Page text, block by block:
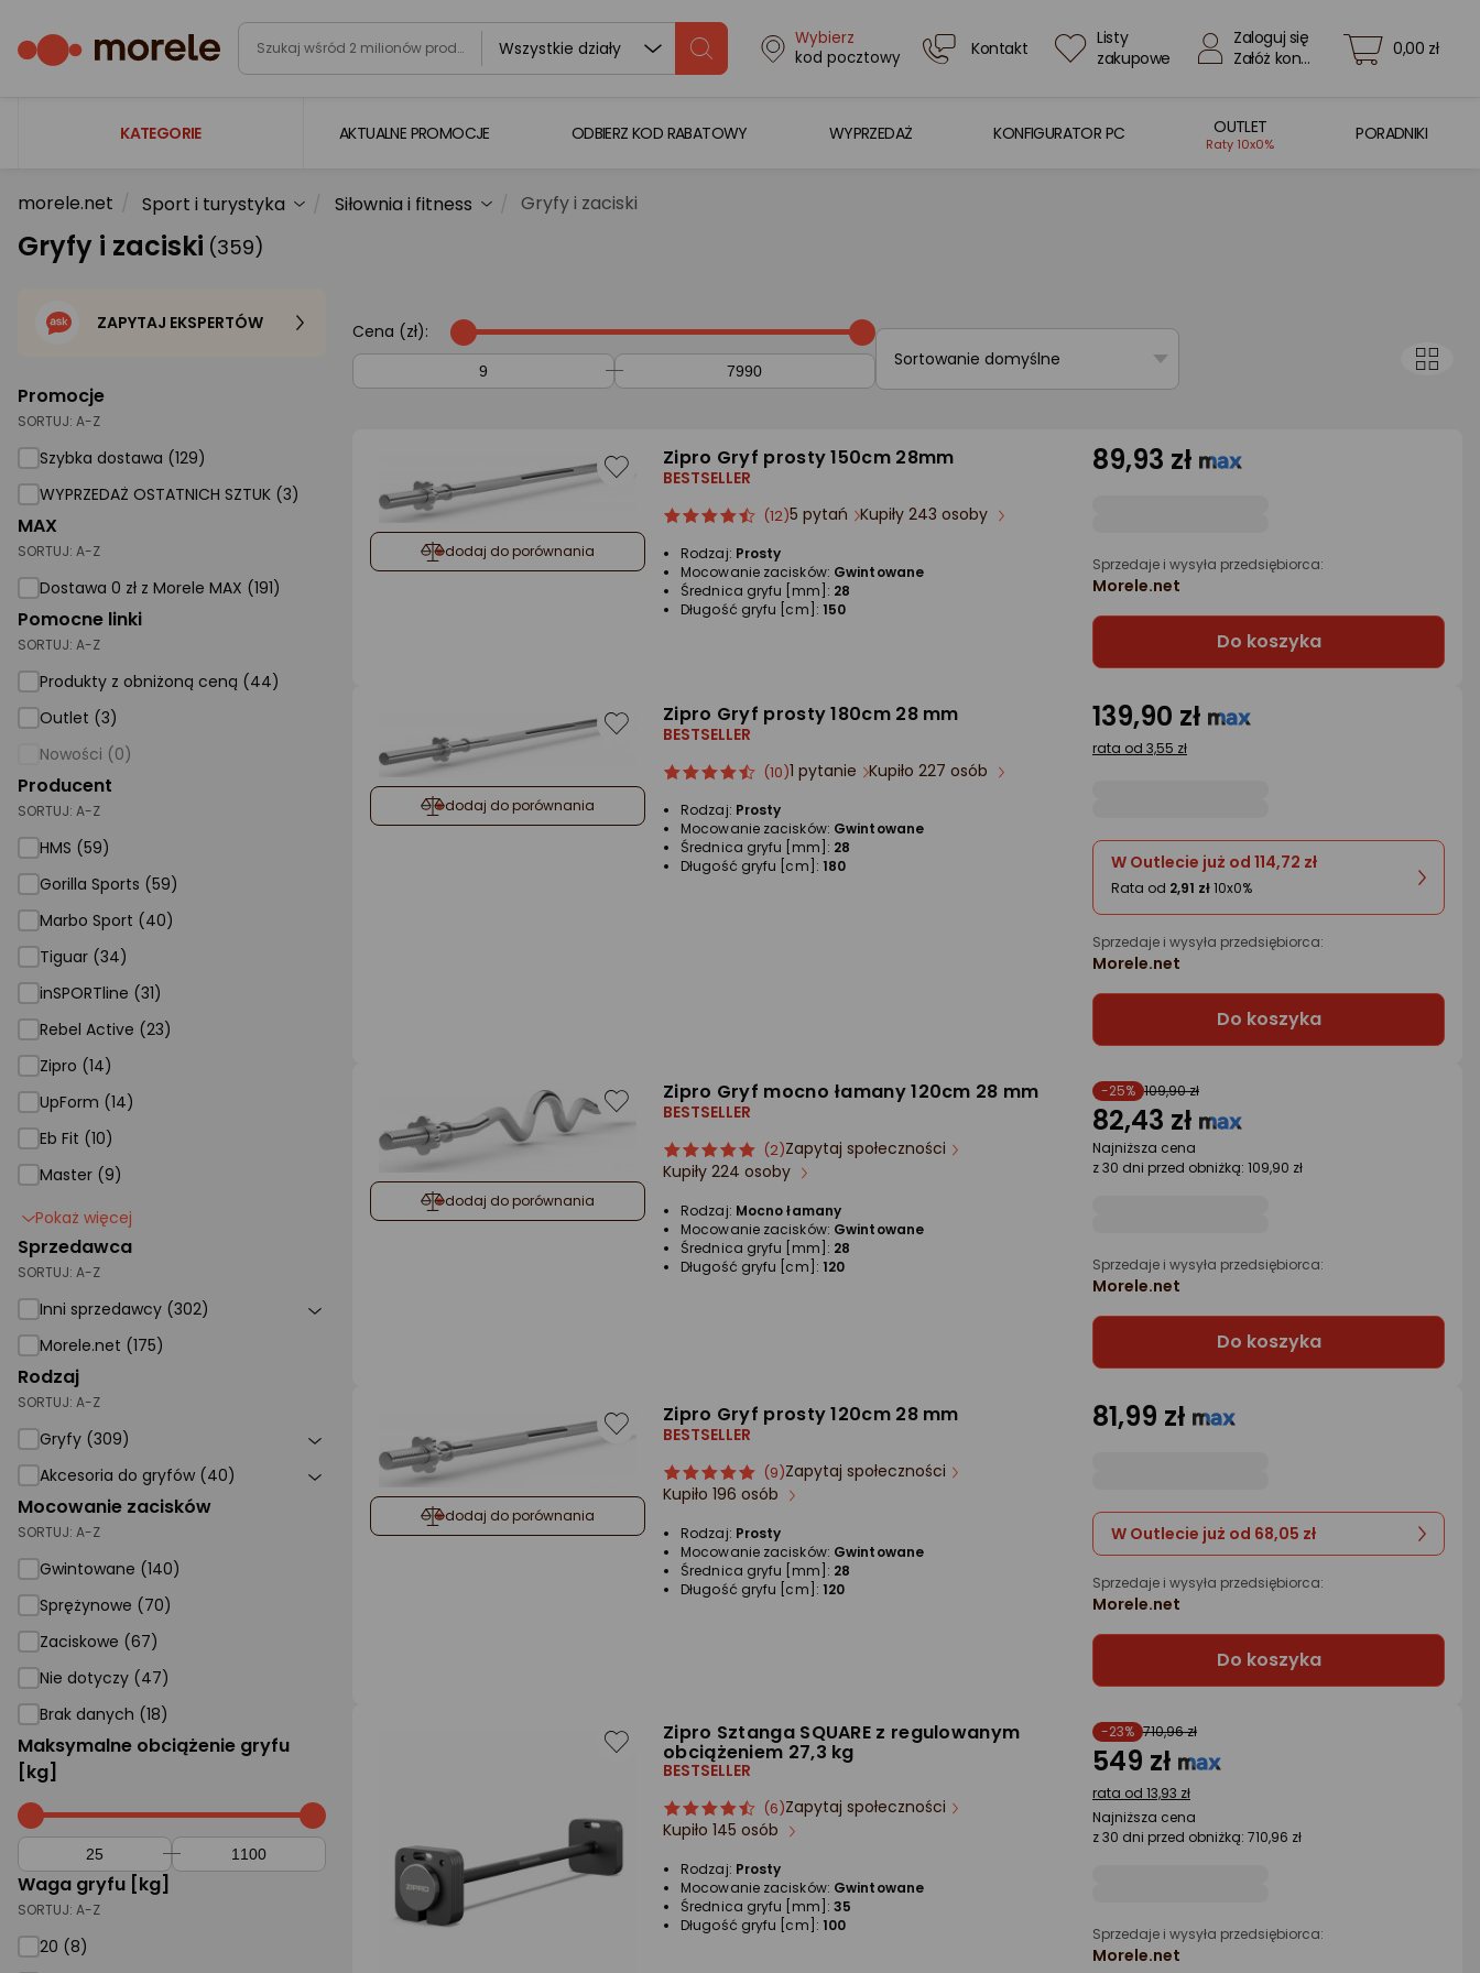
Wszystkie działy
Wybierz
kod pocztowy
Kontakt
Listy
zakupowe
Zaloguj się
Załóż konto
0,00 zł
KATEGORIE
Laptopy
Komputery
Gaming
Telewizory i audio
Foto i kamery
AGD duże
AGD małe
Biuro i firma
Sport i turystyka
Zabawki i dziecko
Supermarket
Strefa marek
AKTUALNE PROMOCJE ODBIERZ KOD RABATOWY WYPRZEDAŻ KONFIGURATOR PC OUTLET
Raty 10x0%
PORADNIKI
morele.net Sport i turystyka Siłownia i fitness Gryfy i zaciski
Gryfy i zaciski (359)
Promocje
SORTUJ: A-Z
Szybka dostawa (129)
WYPRZEDAŻ OSTATNICH SZTUK (3)
MAX
SORTUJ: A-Z
Dostawa 0 zł z Morele MAX (191)
Pomocne linki
SORTUJ: A-Z
Produkty z obniżoną ceną (44)
Outlet (3)
Nowości (0)
Producent
SORTUJ: A-Z
HMS (59)
Gorilla Sports
Gorilla Sports (59)
Marbo Sport
Marbo Sport (40)
TiguarTiguar (34)
inSPORTline (31)
Rebel Active
Rebel Active (23)
ZiproZipro (14)
UpForm
UpForm (14)
Eb Fit (10)
Master
Master (9)
Pokaż więcej
Sprzedawca
SORTUJ: A-Z
Inni sprzedawcy (302)
Morele.net (175)
Rodzaj
SORTUJ: A-Z
Gryfy (309)
Akcesoria do gryfów (40)
Mocowanie zacisków
SORTUJ: A-Z
Gwintowane (140)
Sprężynowe
Sprężynowe (70)
Zaciskowe (67)
Nie dotyczy (47)
Brak danych (18)
Maksymalne obciążenie gryfu
[kg]
Waga gryfu [kg]
SORTUJ: A-Z
20 20 (8)
ZAPYTAJ EKSPERTÓW
Cena (zł):
Sortowanie domyślne
dodaj do porównania
Zipro Gryf prosty 150cm 28mm
BESTSELLER
ocena
4.5/5
gwiazdki
Ocena
(12)5 pytań Kupiły 243 osoby
Rodzaj: Prosty
Mocowanie zacisków: Gwintowane
Średnica gryfu [mm]: 28
Długość gryfu [cm]: 150
89,93 zł
Sprzedaje i wysyła przedsiębiorca:
Morele.net
Do koszyka
dodaj do porównania
Zipro Gryf prosty 180cm 28 mm
BESTSELLER
ocena
4.5/5
gwiazdki
Ocena
(10)1 pytanie Kupiło 227 osób
Rodzaj: Prosty
Mocowanie zacisków: Gwintowane
Średnica gryfu [mm]: 28
Długość gryfu [cm]: 180
139,90 zł
rata od 3,55 zł
W Outlecie już od 114,72 zł
Rata od 2,91 zł10x0%
Sprzedaje i wysyła przedsiębiorca:
Morele.net
Do koszyka
dodaj do porównania
Zipro Gryf mocno łamany 120cm 28 mm
BESTSELLER
ocena
produktu
gwiazdki
Ocena
produktu
(2)Zapytaj społeczności
Kupiły 224 osoby
Rodzaj: Mocno łamany
Mocowanie zacisków: Gwintowane
Średnica gryfu [mm]: 28
Długość gryfu [cm]: 120
-25% 109,90 zł
82,43 zł
Najniższa cena
z 30 dni przed obniżką: 109,90 zł
Sprzedaje i wysyła przedsiębiorca:
Morele.net
Do koszyka
dodaj do porównania
Zipro Gryf prosty 120cm 28 mm
BESTSELLER
ocena
produktu
gwiazdki
Ocena
produktu
(9)Zapytaj społeczności
Kupiło 196 osób
Rodzaj: Prosty
Mocowanie zacisków: Gwintowane
Średnica gryfu [mm]: 28
Długość gryfu [cm]: 120
81,99 zł
W Outlecie już od 68,05 zł
Sprzedaje i wysyła przedsiębiorca:
Morele.net
Do koszyka
Zipro Sztanga SQUARE z regulowanym
obciążeniem 27,3 kg
BESTSELLER
ocena
produktu
gwiazdki
Ocena
produktu
(6)Zapytaj społeczności
Kupiło 145 osób
Rodzaj: Prosty
Mocowanie zacisków: Gwintowane
Średnica gryfu [mm]:35
Długość gryfu [cm]: 100
-23% 710,96 zł
549 zł
rata od 13,93 zł
Najniższa cena
z 30 dni przed obniżką: 710,96 zł
Sprzedaje i wysyła przedsiębiorca:
Morele.net